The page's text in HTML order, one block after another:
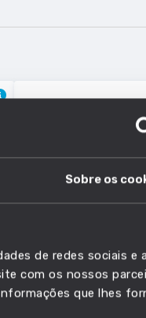
Sobre os
de redes sociais e
com os nossos
que lhes
qualificados da
agricultura,